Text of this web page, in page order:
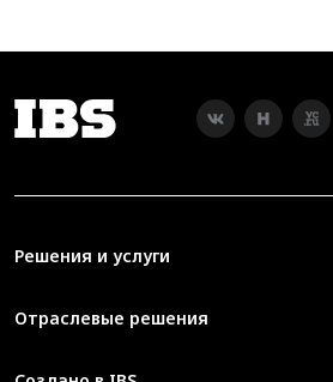
Решения и услуги
Отраслевые решения